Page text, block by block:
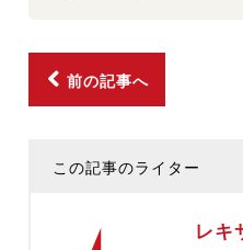
前の記事へ
この記事のライター
レキ